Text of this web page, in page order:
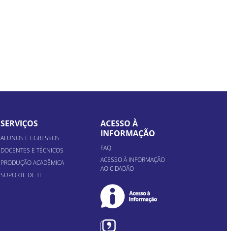
SERVIÇOS
ALUNOS E EGRESSOS
DOCENTES E TÉCNICOS
PRODUÇÃO ACADÊMICA
SUPORTE DE TI
ACESSO À
INFORMAÇÃO
FAQ
ACESSO À INFORMAÇÃO
AO CIDADÃO